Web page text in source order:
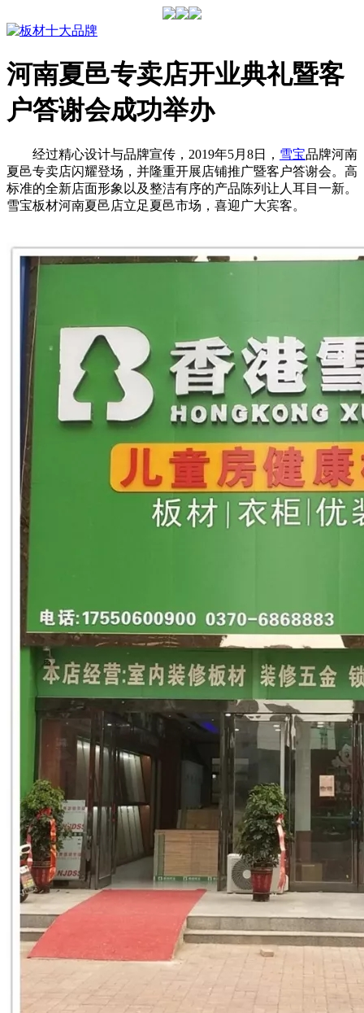
河南夏邑专卖店开业典礼暨客
户答谢会成功举办
经过精心设计与品牌宣传，2019年5月8日， 雪宝品牌河南
夏邑专卖店闪耀登场，并隆重开展店铺推广暨客户答谢会。高
标准的全新店面形象以及整洁有序的产品陈列让人耳目一新。
雪宝板材河南夏邑店立足夏邑市场，喜迎广大宾客。